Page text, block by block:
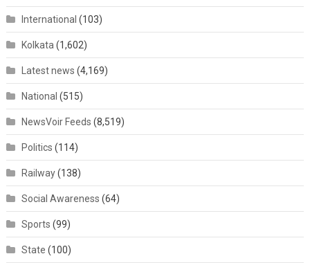
International (103)
Kolkata (1,602)
Latest news (4,169)
National (515)
NewsVoir Feeds (8,519)
Politics (114)
Railway(138)
Social Awareness (64)
Sports (99)
State (100)